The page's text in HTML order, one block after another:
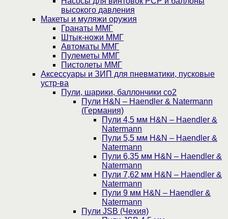
высокого давления
Макеты и муляжи оружия
Гранаты ММГ
Штык-ножи ММГ
Автоматы ММГ
Пулеметы ММГ
Пистолеты ММГ
Аксессуары и ЗИП для пневматики, пусковые
устр-ва
Пули, шарики, баллончики со2
Пули H&N – Haendler & Natermann
(Германия)
Пули 4,5 мм H&N – Haendler &
Natermann
Пули 5,5 мм H&N – Haendler &
Natermann
Пули 6,35 мм H&N – Haendler &
Natermann
Пули 7,62 мм H&N – Haendler &
Natermann
Пули 9 мм H&N – Haendler &
Natermann
Пули JSB (Чехия)